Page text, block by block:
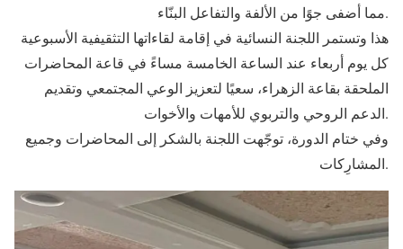
مما أضفى جوًا من الألفة والتفاعل البنّاء.
هذا وتستمر اللجنة النسائية في إقامة لقاءاتها التثقيفية الأسبوعية
كل يوم أربعاء عند الساعة الخامسة مساءً في قاعة المحاضرات
الملحقة بقاعة الزهراء، سعيًا لتعزيز الوعي المجتمعي وتقديم
الدعم الروحي والتربوي للأمهات والأخوات.
وفي ختام الدورة، توجّهت اللجنة بالشكر إلى المحاضرات وجميع
المشارِكات.